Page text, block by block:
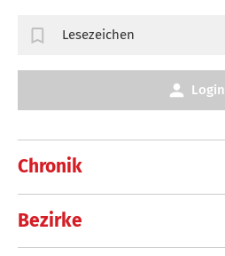
Chronik
Bezirke
Lesezeichen
Login